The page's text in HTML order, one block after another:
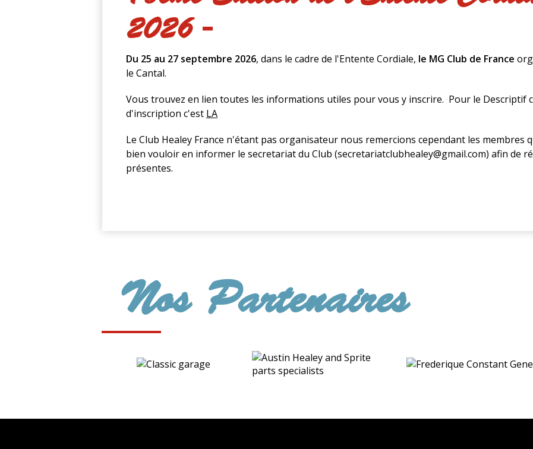
2026 -
Du 25 au 27 septembre 2026, dans le cadre de l'Entente Cordiale, le MG Club de France
le Cantal.
Vous trouvez en lien toutes les informations utiles pour vous y inscrire. Pour le Descriptif
d'inscription c'est LA
Le Club Healey France n'étant pas organisateur nous remercions cependant les membres
bien vouloir en informer le secretariat du Club (secretariatclubhealey@gmail.com) afin de
présentes.
Nos Partenaires